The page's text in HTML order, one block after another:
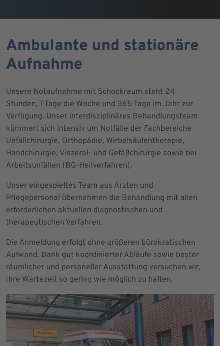
Ambulante und stationäre
Aufnahme
Unsere Notaufnahme mit Schockraum steht 24
Stunden, 7 Tage die Woche und 365 Tage im Jahr zur
Verfügung. Unser interdisziplinäres Behandlungsteam
kümmert sich intensiv um Notfälle der Fachbereiche
Unfallchirurgie, Orthopädie, Wirbelsäulentherapie,
Handchirurgie, Viszeral- und Gefäßchirurgie sowie bei
Arbeitsunfällen (BG-Heilverfahren).
Unser eingespieltes Team aus Ärzten und
Pflegepersonal übernehmen die Behandlung mit allen
erforderlichen aktuellen diagnostischen und
therapeutischen Verfahren.
Die Anmeldung erfolgt ohne größeren bürokratischen
Aufwand. Dank gut koordinierter Abläufe sowie bester
räumlicher und personeller Ausstattung versuchen wir,
Ihre Wartezeit so gering wie möglich zu halten.